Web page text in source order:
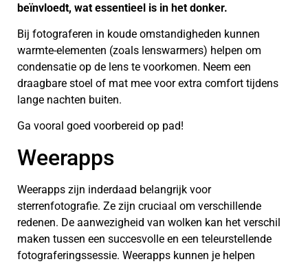
beïnvloedt, wat essentieel is in het donker.
Bij fotograferen in koude omstandigheden kunnen
warmte-elementen (zoals lenswarmers) helpen om
condensatie op de lens te voorkomen. Neem een
draagbare stoel of mat mee voor extra comfort tijdens
lange nachten buiten.
Ga vooral goed voorbereid op pad!
Weerapps
Weerapps zijn inderdaad belangrijk voor
sterrenfotografie. Ze zijn cruciaal om verschillende
redenen. De aanwezigheid van wolken kan het verschil
maken tussen een succesvolle en een teleurstellende
fotograferingssessie. Weerapps kunnen je helpen